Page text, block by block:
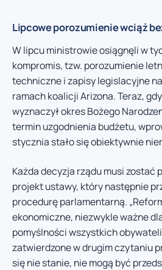
Lipcowe porozumienie wciąż
W lipcu ministrowie osiągnęli w
kompromis, tzw. porozumienie
techniczne i zapisy legislacyjne
ramach koalicji Arizona. Teraz,
wyznaczył okres Bożego
termin uzgodnienia budżetu,
stycznia stało się obiektywnie
Każda decyzja rządu musi zostać
projekt ustawy, który następnie
procedurę parlamentarną.
ekonomiczne, niezwykle ważne
pomyślności wszystkich
zatwierdzone w drugim czytaniu
się nie stanie, nie mogą być